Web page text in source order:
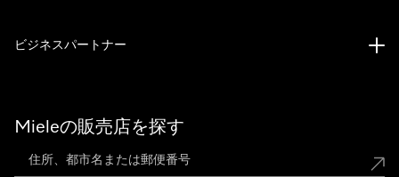
Mieleの販売店を探す
ビジネスパートナー